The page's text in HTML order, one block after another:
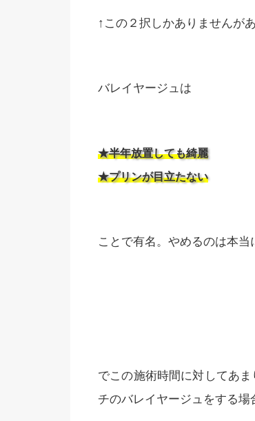
↑この２択しかありませんが
バレイヤージュは
★半年放置しても綺麗
★プリンが目立たない
ことで有名。やめるのは本
でこの施術時間に対してあ
チのバレイヤージュをする